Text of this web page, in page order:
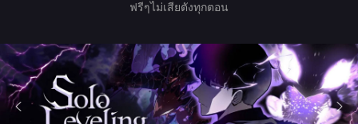
ฟรีๆไม่เสียตังทุกตอน